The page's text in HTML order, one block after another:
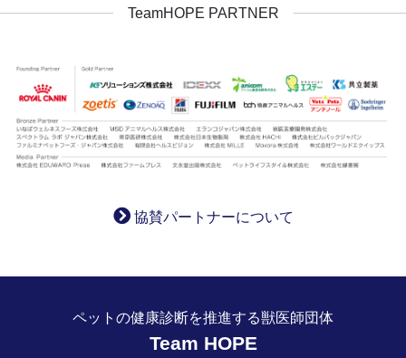
TeamHOPE PARTNER
協賛パートナーについて
ペットの健康診断を推進する獣医師団体
Team HOPE